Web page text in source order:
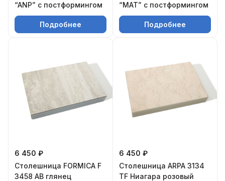
“ANP” с постформингом
Подробнее
“MAT” с постформингом
Подробнее
6 450 ₽
Столешница FORMICA F
3458 AB глянец
6 450 ₽
Столешница ARPA 3134
TF Ниагара розовый